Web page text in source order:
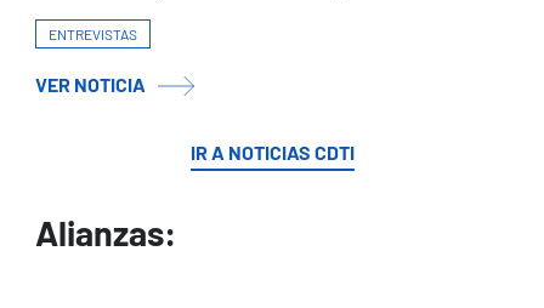
ENTREVISTAS
VER NOTICIA
IR A NOTICIAS CDTI
Alianzas: